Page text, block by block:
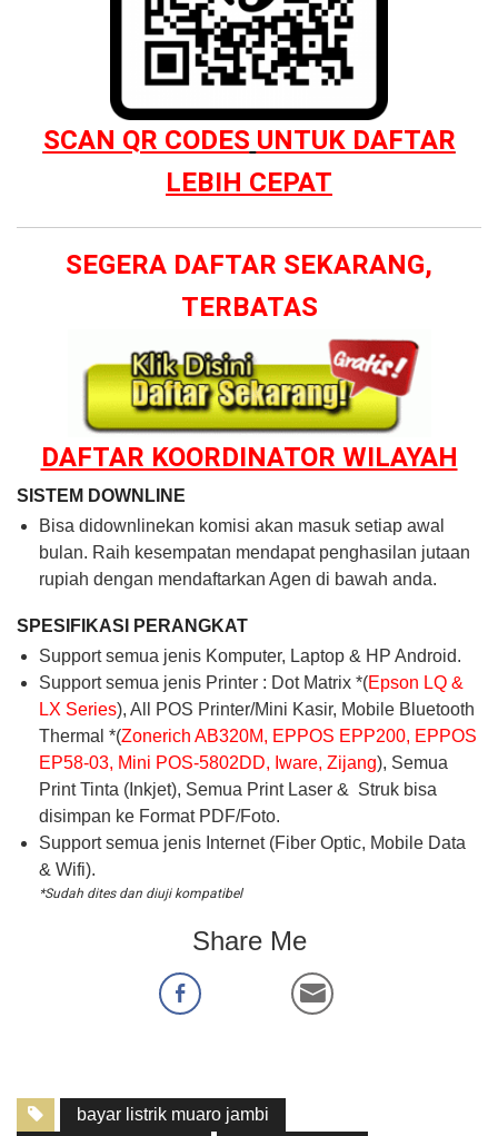
SCAN QR CODESUNTUK DAFTAR
LEBIH CEPAT
SEGERA DAFTAR SEKARANG,
TERBATAS
DAFTAR KOORDINATOR WILAYAH
SISTEM DOWNLINE
Bisa didownlinekan komisi akan masuk setiap awal
bulan. Raih kesempatan mendapat penghasilan jutaan
rupiah dengan mendaftarkan Agen di bawah anda.
SPESIFIKASI PERANGKAT
Support semua jenis Komputer, Laptop & HP Android.
Support semua jenis Printer : Dot Matrix *(Epson LQ &
LX Series), All POS Printer/Mini Kasir, Mobile Bluetooth
Thermal *(Zonerich AB320M, EPPOS EPP200, EPPOS
EP58-03, Mini POS-5802DD, Iware, Zijang), Semua
Print Tinta (Inkjet), Semua Print Laser & Struk bisa
disimpan ke Format PDF/Foto.
Support semua jenis Internet (Fiber Optic, Mobile Data
& Wifi).
*Sudah dites dan diuji kompatibel
Share Me
bayar listrik muaro jambi